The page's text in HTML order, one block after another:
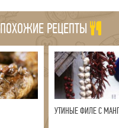
ПОХОЖИЕ РЕЦЕПТЫ
УТИНЫЕ ФИЛЕ С